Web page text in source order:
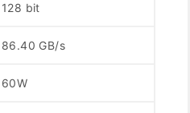
128 bit
86.40 GB/s
60W